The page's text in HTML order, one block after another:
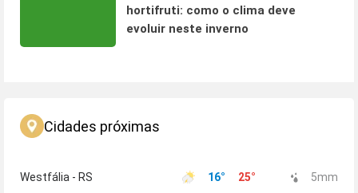
hortifruti: como o clima deve
evoluir neste inverno
Cidades próximas
Westfália - RS 16° 25° 5mm